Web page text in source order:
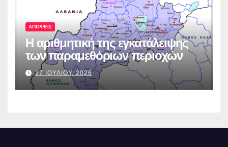
ΑΠΟΨΕΙΣ
Η αριθμητική της εγκατάλειψης
των παραμεθόριων περιοχών
27 ΙΟΥΛΙΟΥ, 2026